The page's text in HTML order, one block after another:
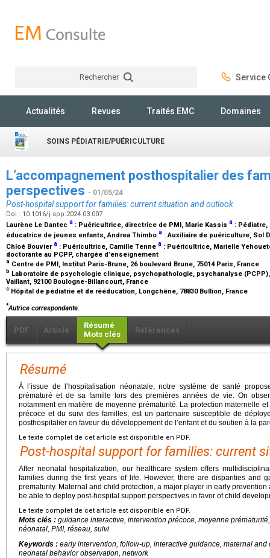
Rechercher Service
Actualités Revues Traités EMC Domaines
SOINS PÉDIATRIE/PUÉRICULTURE
L’accompagnement posthospitalier des
perspectives - 01/05/24
Post-hospital support for families: current situation and outlook
Doi : 10.1016/j.spp.2024.03.007
Laurène Le Dantec a : Puéricultrice, directrice de PMI, Marie Kassis a : Pédiatre,
éducatrice de jeunes enfants, Andrea Thimbo a :Auxiliaire de puériculture, Sol
Chloé Bouviera : Puéricultrice, Camille Tenne a : Puéricultrice, Marielle
doctorante au PCPP, chargée d’enseignement
a Centre de PMI, Institut Paris-Brune, 26 boulevard Brune, 75014 Paris, France
b Laboratoire de psychologie clinique, psychopathologie, psychanalyse
Vaillant, 92100 Boulogne-Billancourt, France
c Hôpital de pédiatrie et de rééducation, Longchêne, 78830 Bullion, France
*Autrice correspondante.
PDF Article
Résumé
Mots clés
Références
Résumé
À l’issue de l’hospitalisation néonatale, notre système de santé
prématuré et de sa famille lors des premières années de vie. On
notamment en matière de moyenne prématurité. La protection maternelle
précoce et du suivi des familles, est un partenaire susceptible de
posthospitalier en faveur du développement de l’enfant et du soutien à la
Le texte complet de cet article est disponible en PDF.
Post-hospital support for families: current
After neonatal hospitalization, our healthcare system offers
families during the first years of life. However, there are disparities and
prematurity. Maternal and child protection, a major player in early
be able to deploy post-hospital support perspectives in favor of child
Le texte complet de cet article est disponible en PDF.
Mots clés : guidance interactive, intervention précoce, moyenne
néonatal, PMI, réseau, suivi
Keywords : early intervention, follow-up, interactive guidance, maternal
neonatal behavior observation, network